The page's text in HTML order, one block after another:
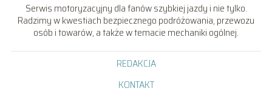
Serwis motoryzacyjny dla fanów szybkiej jazdy i nie tylko.
Radzimy w kwestiach bezpiecznego podróżowania, przewozu
osób i towarów, a także w temacie mechaniki ogólnej.
REDAKCJA
KONTAKT